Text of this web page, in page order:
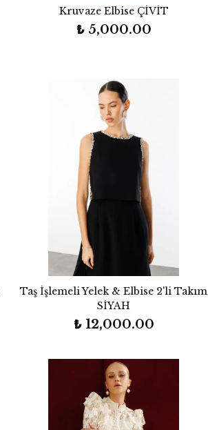
Kruvaze Elbise ÇİVİT
₺ 5,000.00
Taş İşlemeli Yelek & Elbise 2'li Takım
SİYAH
₺ 12,000.00